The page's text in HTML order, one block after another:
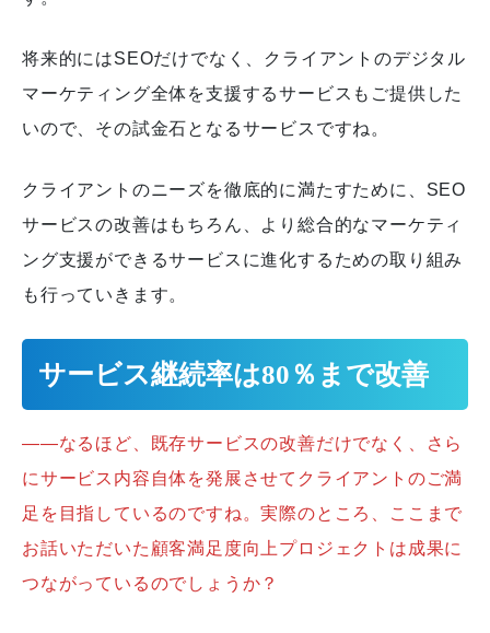
将来的にはSEOだけでなく、クライアントのデジタル
マーケティング全体を支援するサービスもご提供した
いので、その試金石となるサービスですね。
クライアントのニーズを徹底的に満たすために、SEO
サービスの改善はもちろん、より総合的なマーケティ
ング支援ができるサービスに進化するための取り組み
も行っていきます。
サービス継続率は80％まで改善
――なるほど、既存サービスの改善だけでなく、さら
にサービス内容自体を発展させてクライアントのご満
足を目指しているのですね。実際のところ、ここまで
お話いただいた顧客満足度向上プロジェクトは成果に
つながっているのでしょうか？